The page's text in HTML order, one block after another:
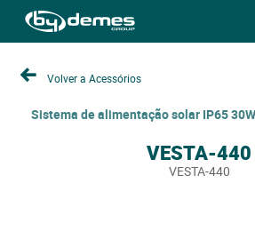
Volver a Acessórios
Sistema de alimentação solar IP65
VESTA-440
VESTA-440